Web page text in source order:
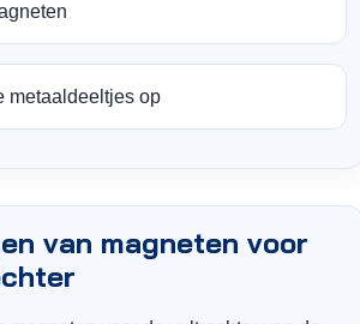
metaaldeeltjes op
van magneten voor